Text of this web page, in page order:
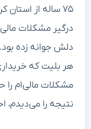
۷۵ ساله از
درگیر مشکلات
دلش جوانه زده
هر بلیت که
مشکلات مالی‌ام را
نتیجه را